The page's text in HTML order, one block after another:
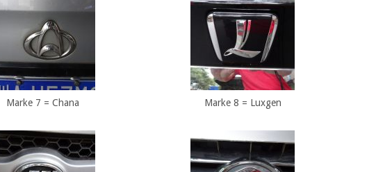
Marke 7 = Chana Marke 8 = Luxgen